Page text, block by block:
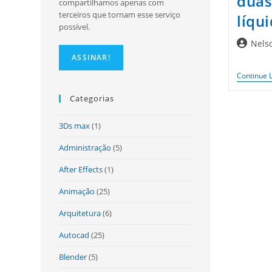
Autor
Continue
compartilhamos apenas com
terceiros que tornam esse serviço
possível.
Categorias
3Ds max(1)
Administração (5)
After Effects(1)
Animação (25)
Arquitetura(6)
Autocad (25)
Blender(5)